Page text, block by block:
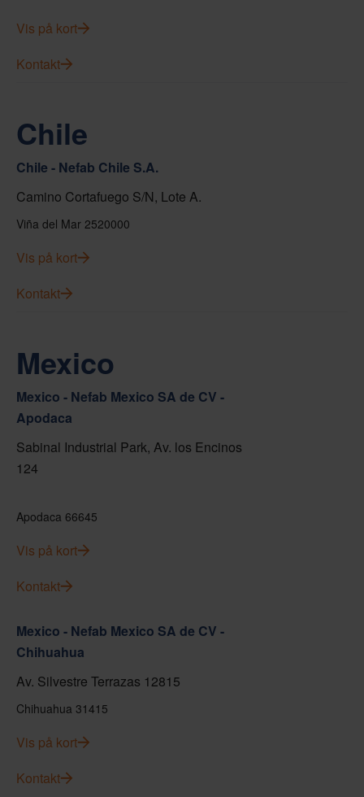
Vis på kort
Kontakt
Chile
Chile - Nefab Chile S.A.
Camino Cortafuego S/N, Lote A.
Viña del Mar 2520000
Vis på kort
Kontakt
Mexico
Mexico - Nefab Mexico SA de CV -
Apodaca
Sabinal Industrial Park, Av. los Encinos
124
Apodaca 66645
Vis på kort
Kontakt
Mexico - Nefab Mexico SA de CV -
Chihuahua
Av. Silvestre Terrazas 12815
Chihuahua 31415
Vis på kort
Kontakt